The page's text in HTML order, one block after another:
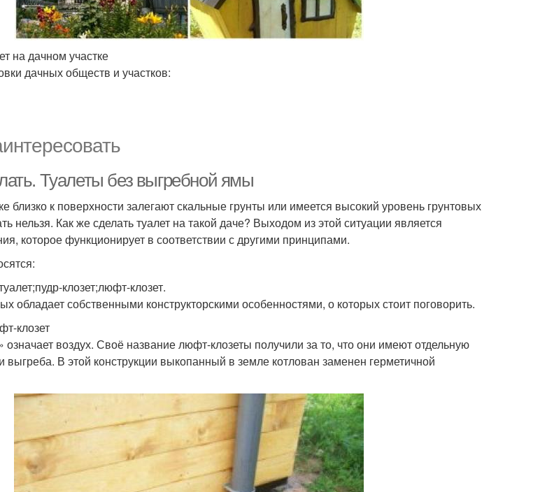
на дачном участке
дачных обществ и участков:
Туалеты без выгребной ямы
близко к поверхности залегают скальные грунты или имеется высокий уровень грунтовых
нельзя. Как же сделать туалет на такой даче? Выходом из этой ситуации является
которое функционирует в соответствии с другими принципами.
клозет;люфт-клозет.
обладает собственными конструкторскими особенностями, о которых стоит поговорить.
клозет
воздух. Своё название люфт-клозеты получили за то, что они имеют отдельную
выгреба. В этой конструкции выкопанный в земле котлован заменен герметичной